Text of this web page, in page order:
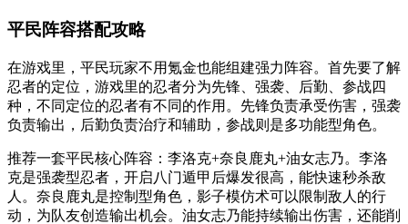
平民阵容搭配攻略
在游戏里，平民玩家不用氪金也能组建强力阵容。首先要了解
忍者的定位，游戏里的忍者分为先锋、强袭、后勤、参战四
种，不同定位的忍者有不同的作用。先锋负责承受伤害，强袭
负责输出，后勤负责治疗和辅助，参战则是多功能型角色。
推荐一套平民核心阵容：李洛克+奈良鹿丸+油女志乃。李洛
克是强袭型忍者，开启八门遁甲后爆发很高，能快速秒杀敌
人。奈良鹿丸是控制型角色，影子模仿术可以限制敌人的行
动，为队友创造输出机会。油女志乃能持续输出伤害，还能削